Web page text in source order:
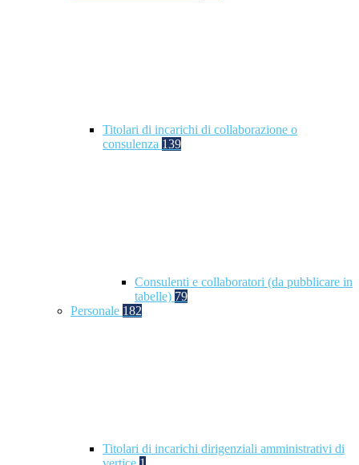
Titolari di incarichi di collaborazione o
consulenza 139
Consulenti e collaboratori (da pubblicare in
tabelle) 79
Personale 182
Titolari di incarichi dirigenziali amministrativi di